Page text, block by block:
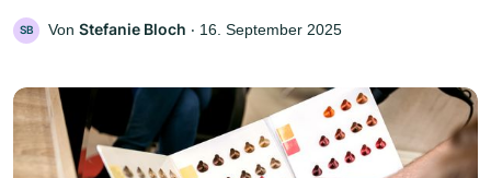
SB Von Stefanie Bloch ‧ 16. September 2025